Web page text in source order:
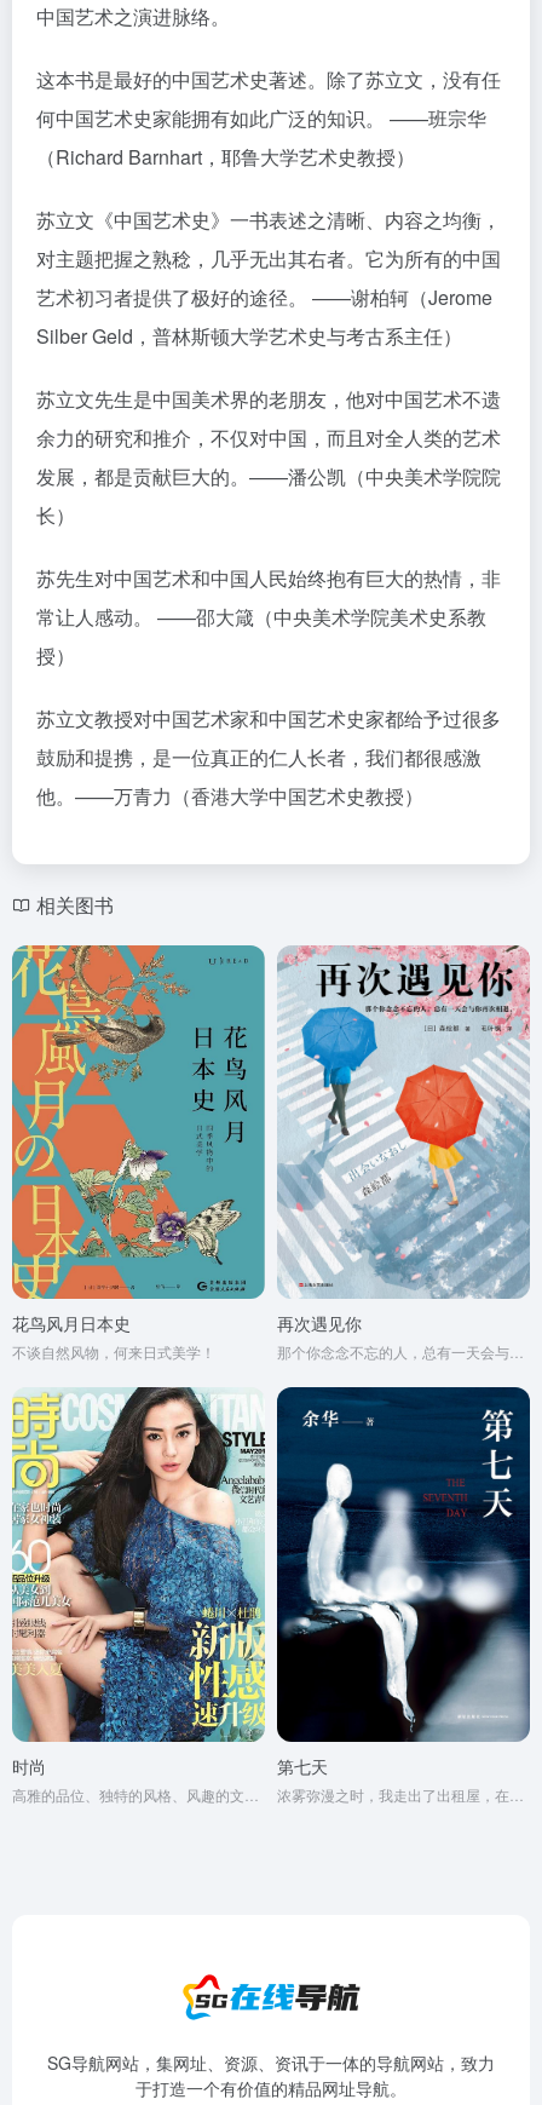
中国艺术之演进脉络。
这本书是最好的中国艺术史著述。除了苏立文，没有任
何中国艺术史家能拥有如此广泛的知识。 ——班宗华
（Richard Barnhart，耶鲁大学艺术史教授）
苏立文《中国艺术史》一书表述之清晰、内容之均衡，
对主题把握之熟稔，几乎无出其右者。它为所有的中国
艺术初习者提供了极好的途径。 ——谢柏轲（Jerome
Silber Geld，普林斯顿大学艺术史与考古系主任）
苏立文先生是中国美术界的老朋友，他对中国艺术不遗
余力的研究和推介，不仅对中国，而且对全人类的艺术
发展，都是贡献巨大的。——潘公凯（中央美术学院院
长）
苏先生对中国艺术和中国人民始终抱有巨大的热情，非
常让人感动。 ——邵大箴（中央美术学院美术史系教
授）
苏立文教授对中国艺术家和中国艺术史家都给予过很多
鼓励和提携，是一位真正的仁人长者，我们都很感激
他。——万青力（香港大学中国艺术史教授）
相关图书
花鸟风月日本史
不谈自然风物，何来日式美学！
再次遇见你
那个你念念不忘的人，总有一天会与你再次相遇。
时尚 第七天
SG导航网站，集网址、资源、资讯于一体的导航网站，致力
于打造一个有价值的精品网址导航。